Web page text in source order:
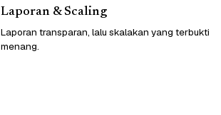
Laporan & Scaling
Laporan transparan, lalu skalakan yang terbukti
menang.